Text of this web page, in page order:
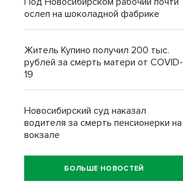
ослеп на шоколадной фабрике
Житель Купино получил 200 тыс.
рублей за смерть матери от COVID-
19
Новосибирский суд наказал
водителя за смерть пенсионерки на
вокзале
БОЛЬШЕ НОВОСТЕЙ